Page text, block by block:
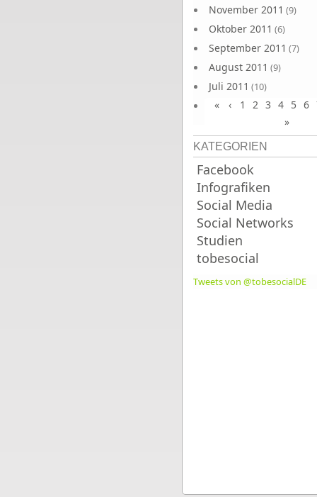
November 2011 (9)
Oktober 2011 (6)
September 2011 (7)
August 2011 (9)
Juli 2011 (10)
Juni 2011(9)
« ‹ 1 2 3 4 5 6
»
KATEGORIEN
Facebook
Infografiken
Social Media
Social Networks
Studien
tobesocial
Tweets von @tobesocialDE